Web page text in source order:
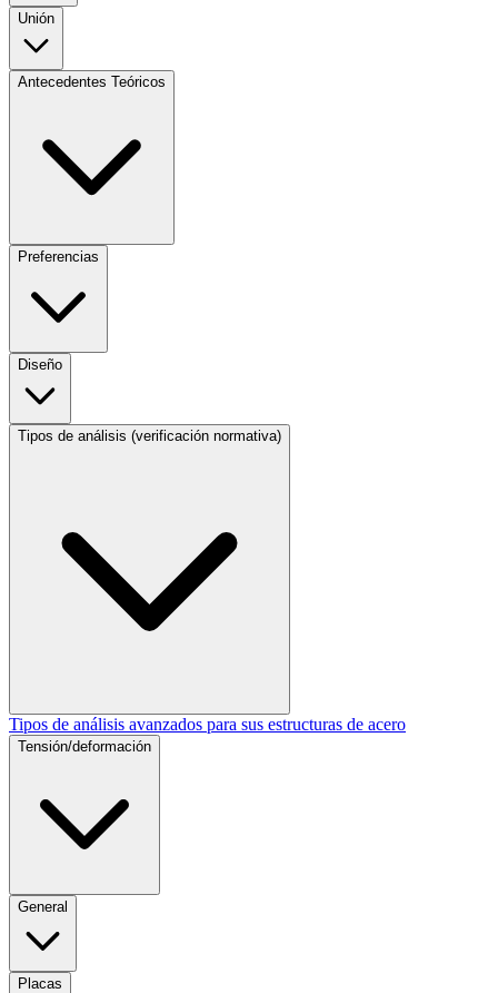
Unión
Antecedentes Teóricos
Preferencias
Diseño
Tipos de análisis (verificación normativa)
Tipos de análisis avanzados para sus estructuras de acero
Tensión/deformación
General
Placas